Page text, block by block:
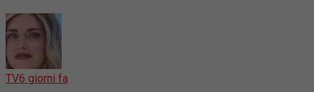
TV6 giorni fa